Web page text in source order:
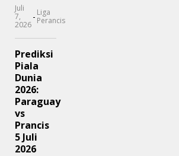
Juli
7,
2026
- Liga
Perancis
Prediksi
Piala
Dunia
2026:
Paraguay
vs
Prancis
5 Juli
2026